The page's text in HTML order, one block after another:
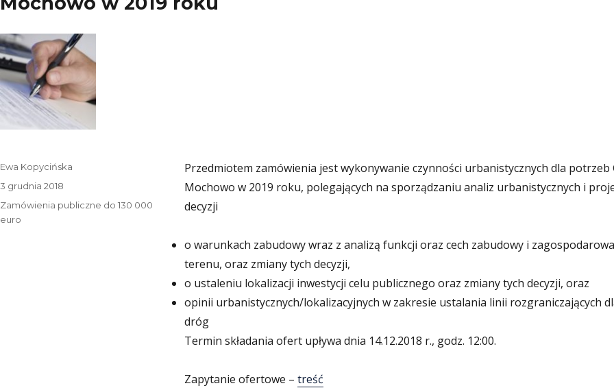
Przedmiotem zamówienia jest wykonywanie czynności urbanistycznych dla potrzeb
Mochowo w 2019 roku, polegających na sporządzaniu analiz urbanistycznych i
decyzji
o warunkach zabudowy wraz z analizą funkcji oraz cech zabudowy i
terenu, oraz zmiany tych decyzji,
o ustaleniu lokalizacji inwestycji celu publicznego oraz zmiany tych decyzji, oraz
opinii urbanistycznych/lokalizacyjnych w zakresie ustalania linii rozgraniczających
dróg
Termin składania ofert upływa dnia 14.12.2018 r., godz. 12:00.
Zapytanie ofertowe – treść
Autor
Ewa Kopycińska
Data
publikacji
3 grudnia 2018
Kategorie
Zamówienia publiczne do 130 000
euro